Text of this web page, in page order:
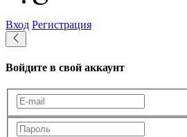
Вход Регистрация
Войдите в свой аккаунт